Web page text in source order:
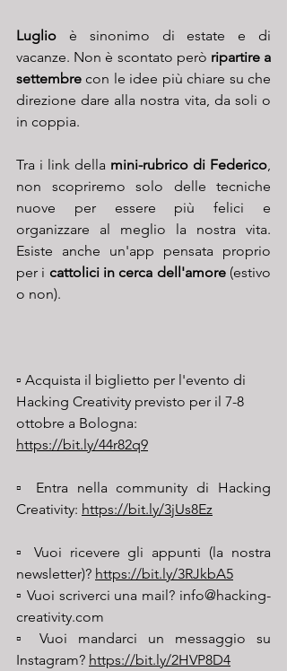
Luglio è sinonimo di estate e di
vacanze. Non è scontato però ripartire a
settembre con le idee più chiare su che
direzione dare alla nostra vita, da soli o
in coppia.
Tra i link della mini-rubrico di Federico,
non scopriremo solo delle tecniche
nuove per essere più felici e
organizzare al meglio la nostra vita.
Esiste anche un'app pensata proprio
per i cattolici in cerca dell'amore (estivo
o non).
▫️ Acquista il biglietto per l'evento di
Hacking Creativity previsto per il 7-8
ottobre a Bologna:
https://bit.ly/44r82q9
▫️ Entra nella community di Hacking
Creativity: https://bit.ly/3jUs8Ez
▫️ Vuoi ricevere gli appunti (la nostra
newsletter)? https://bit.ly/3RJkbA5
▫️ Vuoi scriverci una mail? info@hacking-
creativity.com
▫️ Vuoi mandarci un messaggio su
Instagram? https://bit.ly/2HVP8D4